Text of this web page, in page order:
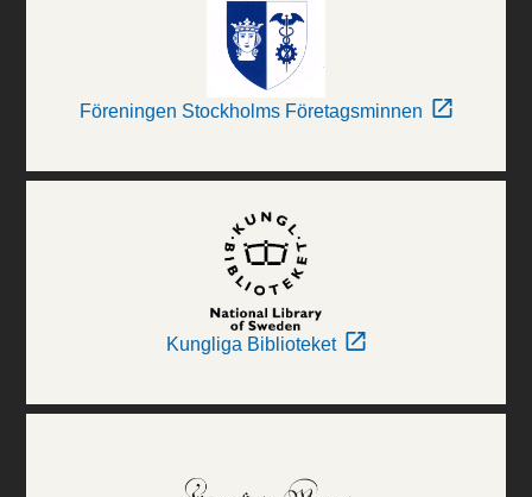
Föreningen Stockholms Företagsminnen
Kungliga Biblioteket